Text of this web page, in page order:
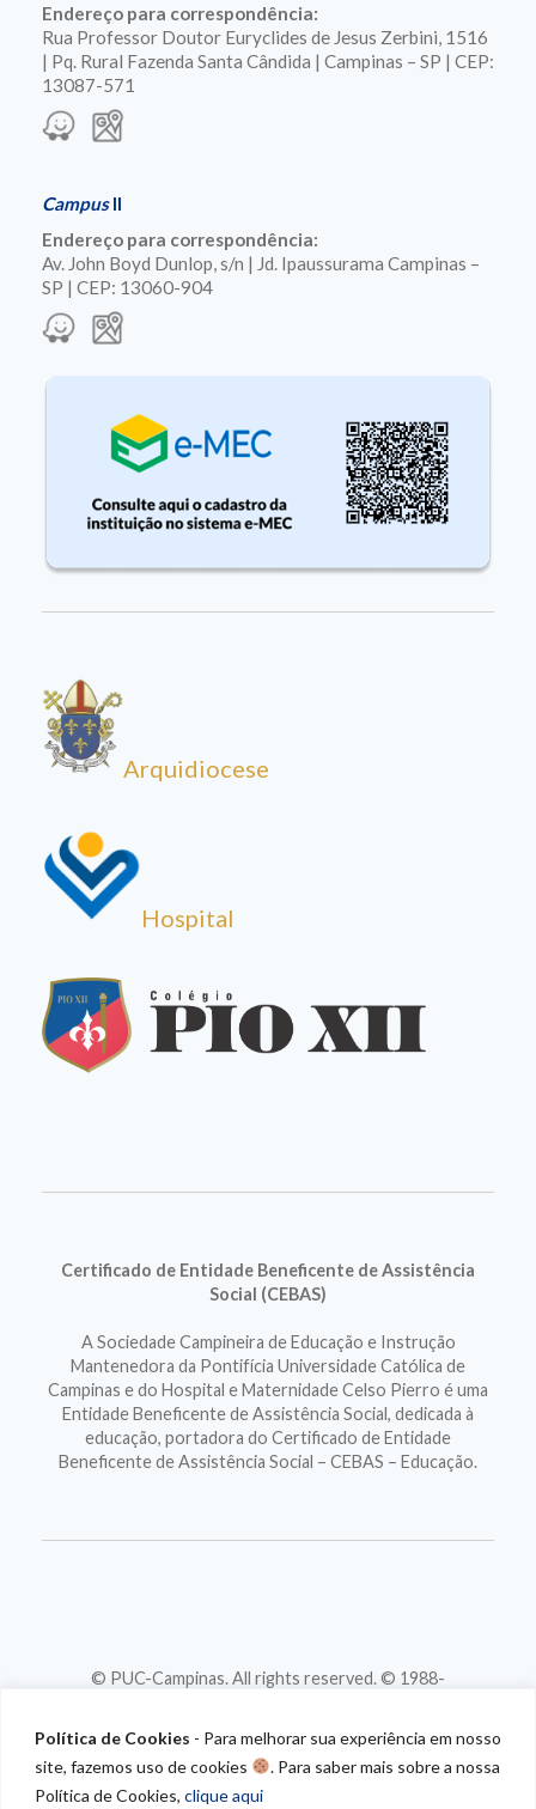
Política de Cookies - Para melhorar sua experiência em nosso
site, fazemos uso de cookies
. Para saber mais sobre a nossa
Política de Cookies, clique aqui
Endereço para correspondência:
Rua Professor Doutor Euryclides de Jesus Zerbini, 1516
| Pq. Rural Fazenda Santa Cândida | Campinas – SP | CEP:
13087-571
CampusII
Endereço para correspondência:
Av. John Boyd Dunlop, s/n | Jd. Ipaussurama Campinas –
SP | CEP: 13060-904
Arquidiocese
Hospital
Certificado de Entidade Beneficente de Assistência
Social (CEBAS)
A Sociedade Campineira de Educação e Instrução
Mantenedora da Pontifícia Universidade Católica de
Campinas e do Hospital e Maternidade Celso Pierro é uma
Entidade Beneficente de Assistência Social, dedicada à
educação, portadora do Certificado de Entidade
Beneficente de Assistência Social – CEBAS – Educação.
© PUC-Campinas. All rights reserved. © 1988-